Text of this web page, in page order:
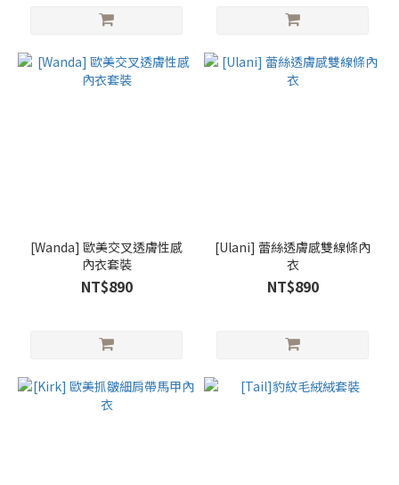
[Wanda] 歐美交叉透膚性感
內衣套裝
NT$890
[Ulani] 蕾絲透膚感雙線條內
衣
NT$890